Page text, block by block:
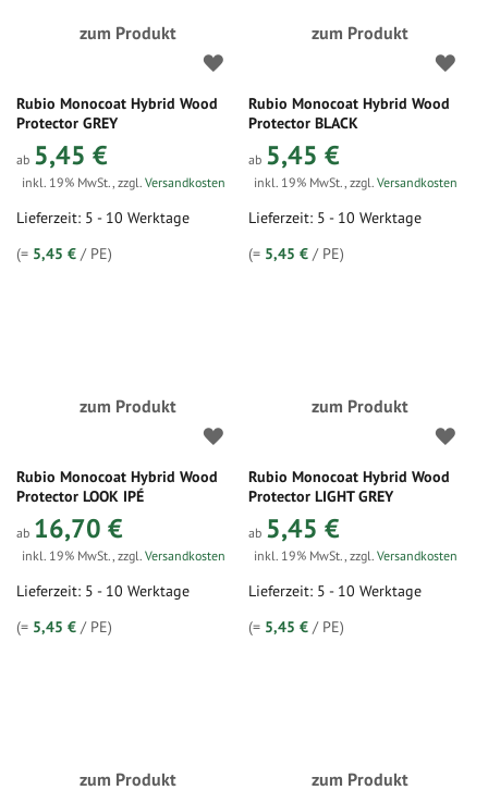
zum Produkt
Rubio Monocoat Hybrid Wood
Protector GREY
ab 5,45 €
inkl. 19% MwSt., zzgl. Versandkosten
Lieferzeit: 5 - 10 Werktage
(= 5,45 € / PE)
zum Produkt
Rubio Monocoat Hybrid Wood
Protector BLACK
ab 5,45 €
inkl. 19% MwSt.,zzgl.Versandkosten
Lieferzeit: 5 - 10 Werktage
(= 5,45 € / PE)
zum Produkt
Rubio Monocoat Hybrid Wood
Protector LOOK IPÉ
ab 16,70 €
inkl. 19% MwSt., zzgl. Versandkosten
Lieferzeit: 5 - 10 Werktage
(= 5,45 € / PE)
zum Produkt
Rubio Monocoat Hybrid Wood
Protector LIGHT GREY
ab 5,45 €
inkl. 19% MwSt.,zzgl.Versandkosten
Lieferzeit: 5 - 10 Werktage
(= 5,45 € / PE)
zum Produkt zum Produkt